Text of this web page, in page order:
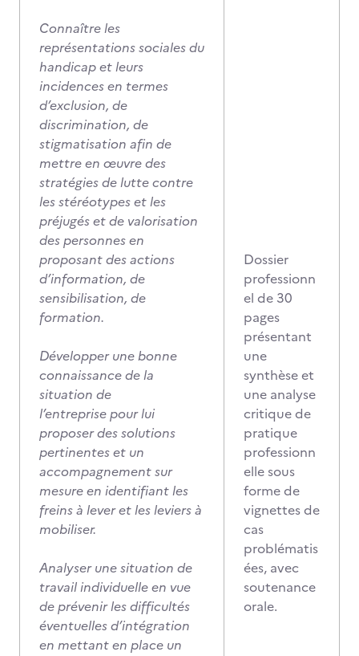
Connaître les
représentations sociales du
handicap et leurs
incidences en termes
d’exclusion, de
discrimination, de
stigmatisation afin de
mettre en œuvre des
stratégies de lutte contre
les stéréotypes et les
préjugés et de valorisation
des personnes en
proposant des actions
d’information, de
sensibilisation, de
formation.
Développer une bonne
connaissance de la
situation de
l’entreprise pour lui
proposer des solutions
pertinentes et un
accompagnement sur
mesure en identifiant les
freins à lever et les leviers à
mobiliser.
Analyser une situation de
travail individuelle en vue
de prévenir les difficultés
éventuelles d’intégration
en mettant en place un
Dossier
professionn
el de 30
pages
présentant
une
synthèse et
une analyse
critique de
pratique
professionn
elle sous
forme de
vignettes de
cas
problématis
ées, avec
soutenance
orale.